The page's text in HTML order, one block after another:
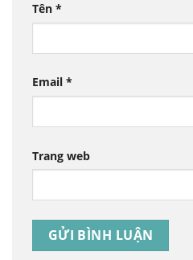
Tên *
Email *
Trang web